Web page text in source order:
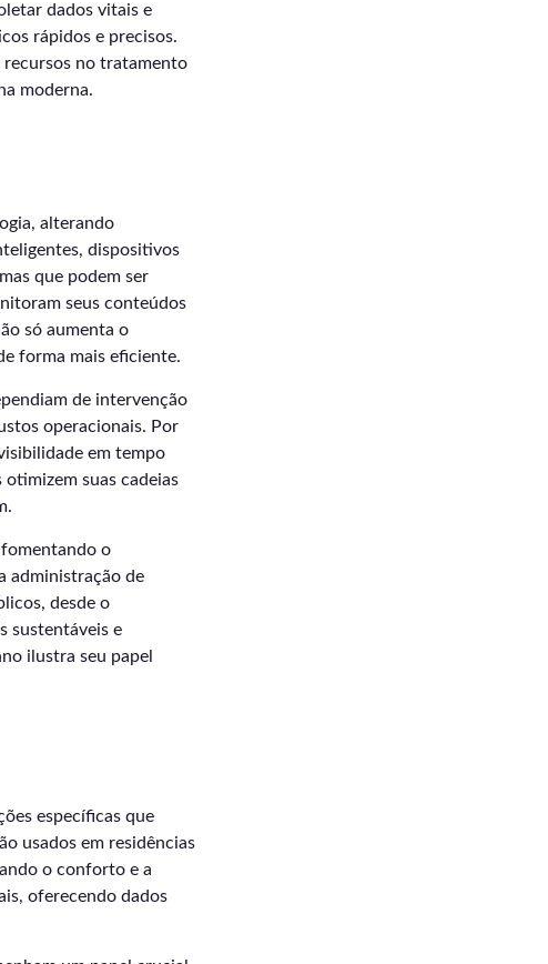
dados vitais e
rápidos e precisos.
recursos no tratamento
moderna.
alterando
dispositivos
que podem ser
seus conteúdos
só aumenta o
forma mais eficiente.
de intervenção
operacionais. Por
em tempo
suas cadeias
o
administração de
desde o
sustentáveis e
ilustra seu papel
específicas que
usados em residências
o conforto e a
oferecendo dados